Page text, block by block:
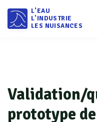
L'EAU
L'INDUSTRIE
LES NUISANCES
Validation/
prototype